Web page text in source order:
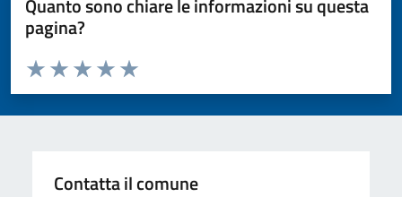
Quanto sono chiare le informazioni su questa
pagina?
Valuta da 1 a 5 stelle la pagina
Valuta 5 stelle su 5
Valuta 4 stelle su 5
Valuta 3 stelle su 5
Valuta 2 stelle su 5
Valuta 1 stelle su 5
Contatta il comune